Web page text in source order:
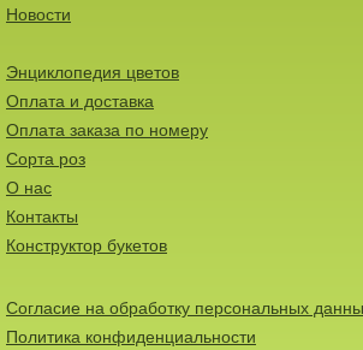
Новости
Энциклопедия цветов
Оплата и доставка
Оплата заказа по номеру
Сорта роз
О нас
Контакты
Конструктор букетов
Согласие на обработку персональных
Политика конфиденциальности